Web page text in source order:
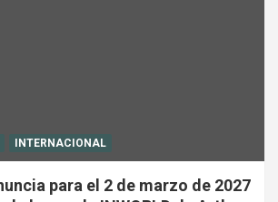
INTERNACIONAL
para el 2 de marzo de 2027